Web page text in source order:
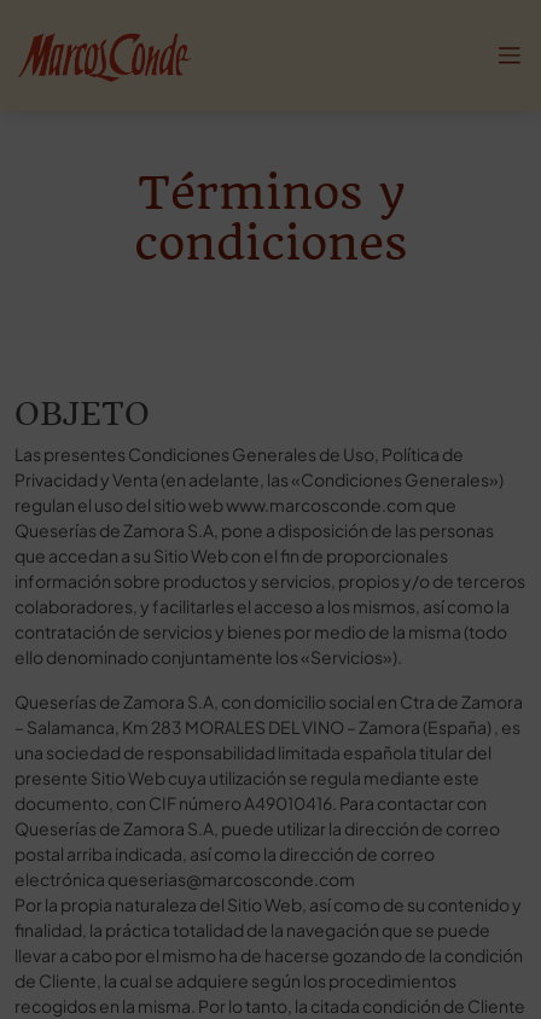
Términos y
condiciones
OBJETO
Las presentes Condiciones Generales de Uso, Política de
Privacidad y Venta (en adelante, las «Condiciones Generales»)
regulan el uso del sitio web www.marcosconde.com que
Queserías de Zamora S.A, pone a disposición de las personas
que accedan a su Sitio Web con el fin de proporcionales
información sobre productos y servicios, propios y/o de terceros
colaboradores, y facilitarles el acceso a los mismos, así como la
contratación de servicios y bienes por medio de la misma (todo
ello denominado conjuntamente los «Servicios»).
Queserías de Zamora S.A, con domicilio social en Ctra de Zamora
– Salamanca, Km 283 MORALES DEL VINO – Zamora (España) , es
una sociedad de responsabilidad limitada española titular del
presente Sitio Web cuya utilización se regula mediante este
documento, con CIF número A49010416. Para contactar con
Queserías de Zamora S.A, puede utilizar la dirección de correo
postal arriba indicada, así como la dirección de correo
electrónica queserias@marcosconde.com
Por la propia naturaleza del Sitio Web, así como de su contenido y
finalidad, la práctica totalidad de la navegación que se puede
llevar a cabo por el mismo ha de hacerse gozando de la condición
de Cliente, la cual se adquiere según los procedimientos
recogidos en la misma. Por lo tanto, la citada condición de Cliente